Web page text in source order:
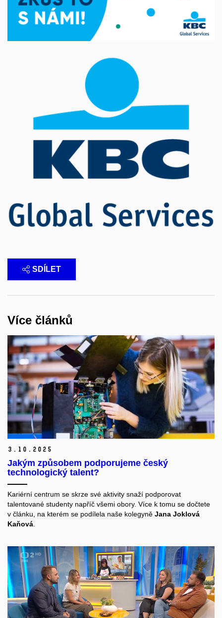
SDÍLET
Více článků
3. 10. 2025
Jakým způsobem podporujeme český
technologický talent?
Kariérní centrum se skrze své aktivity snaží podporovat
talentované studenty napříč všemi obory. Více k tomu se dočtete
v článku, na kterém se podílela naše kolegyně Jana Joklová
Kaňová.